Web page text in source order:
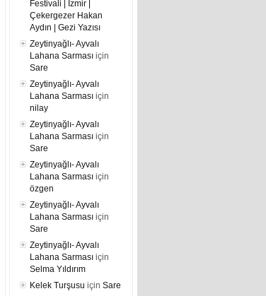
Festivali | İzmir |
Çekergezer Hakan
Aydın | Gezi Yazısı
Zeytinyağlı- Ayvalı
Lahana Sarması için
Sare
Zeytinyağlı- Ayvalı
Lahana Sarması için
nilay
Zeytinyağlı- Ayvalı
Lahana Sarması için
Sare
Zeytinyağlı- Ayvalı
Lahana Sarması için
özgen
Zeytinyağlı- Ayvalı
Lahana Sarması için
Sare
Zeytinyağlı- Ayvalı
Lahana Sarması için
Selma Yıldırım
Kelek Turşusu için Sare